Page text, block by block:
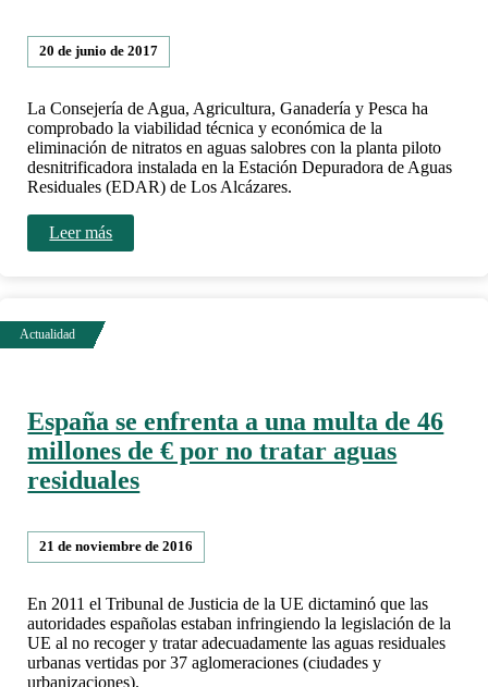
20 de junio de 2017
La Consejería de Agua, Agricultura, Ganadería y Pesca ha
comprobado la viabilidad técnica y económica de la
eliminación de nitratos en aguas salobres con la planta piloto
desnitrificadora instalada en la Estación Depuradora de Aguas
Residuales (EDAR) de Los Alcázares.
Leer más
España se enfrenta a una multa de 46
millones de € por no tratar aguas
residuales
21 de noviembre de 2016
En 2011 el Tribunal de Justicia de la UE dictaminó que las
autoridades españolas estaban infringiendo la legislación de la
UE al no recoger y tratar adecuadamente las aguas residuales
urbanas vertidas por 37 aglomeraciones (ciudades y
urbanizaciones).